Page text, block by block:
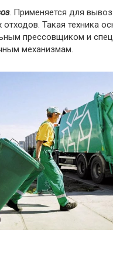
. Применяется для
Такая техника
прессовщиком и
механизмам.